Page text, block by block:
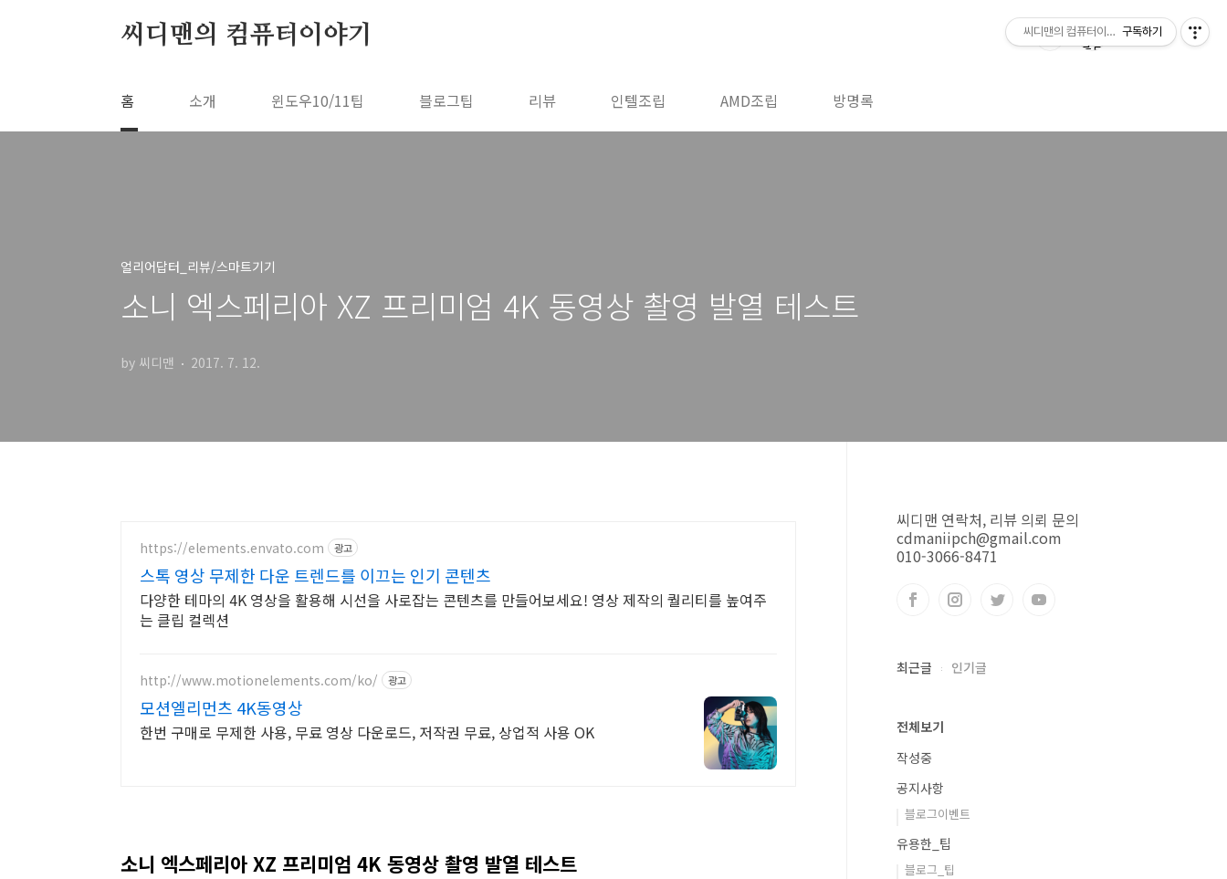
씨디맨의 컴퓨터이야기
홈 소개 윈도우10/11팁 블로그팁 리뷰 인텔조립 AMD조립 방명록
얼리어답터_리뷰/스마트기기
소니 엑스페리아 XZ 프리미엄 4K 동영상 촬영 발열 테스트
by 씨디맨 2017. 7. 12.
https://elements.envato.com 광고
스톡 영상 무제한 다운 트렌드를 이끄는 인기 콘텐츠
다양한 테마의 4K 영상을 활용해 시선을 사로잡는 콘텐츠를 만들어보세요! 영상 제작의 퀄리티를 높여주
는 클립 컬렉션
http://www.motionelements.com/ko/ 광고
모션엘리먼츠 4K동영상
한번 구매로 무제한 사용, 무료 영상 다운로드, 저작권 무료, 상업적 사용 OK
소니 엑스페리아 XZ 프리미엄 4K 동영상 촬영 발열 테스트
씨디맨 연락처, 리뷰 의뢰 문의
cdmaniipch@gmail.com
010-3066-8471
최근글 인기글
전체보기
작성중
공지사항
블로그이벤트
유용한_팁
블로그_팁
씨디맨의 컴퓨터이야기구독하기